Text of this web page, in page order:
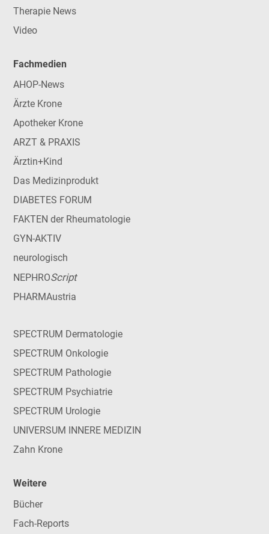
Therapie News
Video
Fachmedien
AHOP-News
Ärzte Krone
Apotheker Krone
ARZT & PRAXIS
Ärztin+Kind
Das Medizinprodukt
DIABETES FORUM
FAKTEN der Rheumatologie
GYN-AKTIV
neurologisch
NEPHROScript
PHARMAustria
SPECTRUM Dermatologie
SPECTRUM Onkologie
SPECTRUM Pathologie
SPECTRUM Psychiatrie
SPECTRUM Urologie
UNIVERSUM INNERE MEDIZIN
Zahn Krone
Weitere
Bücher
Fach-Reports